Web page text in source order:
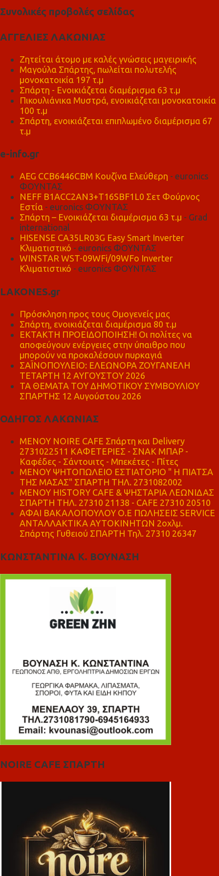
Συνολικές προβολές σελίδας
ΑΓΓΕΛΙΕΣ ΛΑΚΩΝΙΑΣ
Ζητείται άτομο με καλές γνώσεις μαγειρικής
Μαγούλα Σπάρτης, πωλείται πολυτελής
μονοκατοικία 197 τ.μ
Σπάρτη - Ενοικιάζεται διαμέρισμα 63 τ.μ
Πικουλιάνικα Μυστρά, ενοικιάζεται μονοκατοικία
100 τ.μ
Σπάρτη, ενοικιάζεται επιπλωμένο διαμέρισμα 67
τ.μ
e-info.gr
AEG CCB6446CBM Κουζίνα Ελεύθερη - euronics
ΦΟΥΝΤΑΣ
NEFF B1ACC2AN3+T16SBF1L0 Σετ Φούρνος
Εστία - euronics ΦΟΥΝΤΑΣ
Σπάρτη – Ενοικιάζεται διαμέρισμα 63 τ.μ - Grad
international
HISENSE CA35LR03G Easy Smart Inverter
Κλιματιστικό - euronics ΦΟΥΝΤΑΣ
WINSTAR WST-09WFi/09WFo Inverter
Κλιματιστικό - euronics ΦΟΥΝΤΑΣ
LAKONES.gr
Πρόσκληση προς τους Ομογενείς μας
Σπάρτη, ενοικιάζεται διαμέρισμα 80 τ.μ
ΕΚΤΑΚΤΗ ΠΡΟΕΙΔΟΠΟΙΗΣΗ! Οι πολίτες να
αποφεύγουν ενέργειες στην ύπαιθρο που
μπορούν να προκαλέσουν πυρκαγιά
ΣΑΪΝΟΠΟΥΛΕΙΟ: ΕΛΕΩΝΟΡΑ ΖΟΥΓΑΝΕΛΗ
ΤΕΤΑΡΤΗ 12 ΑΥΓΟΥΣΤΟΥ 2026
ΤΑ ΘΕΜΑΤΑ ΤΟΥ ΔΗΜΟΤΙΚΟΥ ΣΥΜΒΟΥΛΙΟΥ
ΣΠΑΡΤΗΣ 12 Αυγούστου 2026
ΟΔΗΓΟΣ ΛΑΚΩΝΙΑΣ
MENOY NOIRE CAFE Σπάρτη και Delivery
2731022511 ΚΑΦΕΤΕΡΙΕΣ - ΣΝΑΚ ΜΠΑΡ -
Καφέδες - Σάντουιτς - Μπεκέτες - Πίτες
ΜΕΝΟΥ ΨΗΤΟΠΩΛΕΙΟ ΕΣΤΙΑΤΟΡΙΟ " Η ΠΙΑΤΣΑ
ΤΗΣ ΜΑΣΑΣ" ΣΠΑΡΤΗ ΤΗΛ. 2731082002
ΜΕΝΟΥ HISTORY CAFE & ΨΗΣΤΑΡΙΑ ΛΕΩΝΙΔΑΣ
ΣΠΑΡΤΗ ΤΗΛ. 27310 21138 - CAFE 27310 20510
ΑΦΑΙ ΒΑΚΑΛΟΠΟΥΛΟΥ Ο.Ε ΠΩΛΗΣΕΙΣ SERVICE
ΑΝΤΑΛΛΑΚΤΙΚΑ ΑΥΤΟΚΙΝΗΤΩΝ 2οχλμ.
Σπάρτης Γυθειού ΣΠΑΡΤΗ Τηλ. 27310 26347
ΚΩΝΣΤΑΝΤΙΝΑ Κ. ΒΟΥΝΑΣΗ
NOIRE CAFE ΣΠΑΡΤΗ